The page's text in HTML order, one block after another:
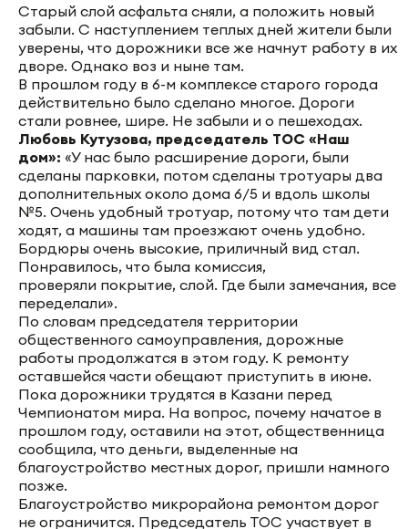
Старый слой асфальта сняли, а положить новый
забыли. С наступлением теплых дней жители были
уверены, что дорожники все же начнут работу в их
дворе. Однако воз и ныне там.
В прошлом году в 6-м комплексе старого города
действительно было сделано многое. Дороги
стали ровнее, шире. Не забыли и о пешеходах.
Любовь Кутузова, председатель ТОС «Наш
дом»: «У нас было расширение дороги, были
сделаны парковки, потом сделаны тротуары два
дополнительных около дома 6/5 и вдоль школы
№5. Очень удобный тротуар, потому что там дети
ходят, а машины там проезжают очень удобно.
Бордюры очень высокие, приличный вид стал.
Понравилось, что была комиссия,
проверяли покрытие, слой. Где были замечания, все
переделали».
По словам председателя территории
общественного самоуправления, дорожные
работы продолжатся в этом году. К ремонту
оставшейся части обещают приступить в июне.
Пока дорожники трудятся в Казани перед
Чемпионатом мира. На вопрос, почему начатое в
прошлом году, оставили на этот, общественница
сообщила, что деньги, выделенные на
благоустройство местных дорог, пришли намного
позже.
Благоустройство микрорайона ремонтом дорог
не ограничится. Председатель ТОС участвует в